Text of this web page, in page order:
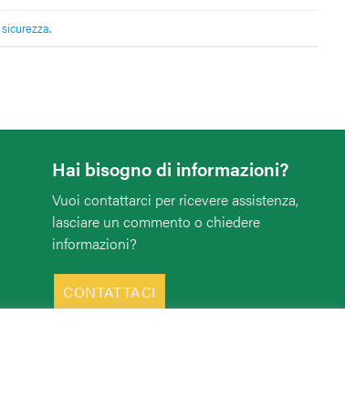
sicurezza.
Hai bisogno di informazioni?
Vuoi contattarci per ricevere assistenza,
lasciare un commento o chiedere
informazioni?
CONTATTACI